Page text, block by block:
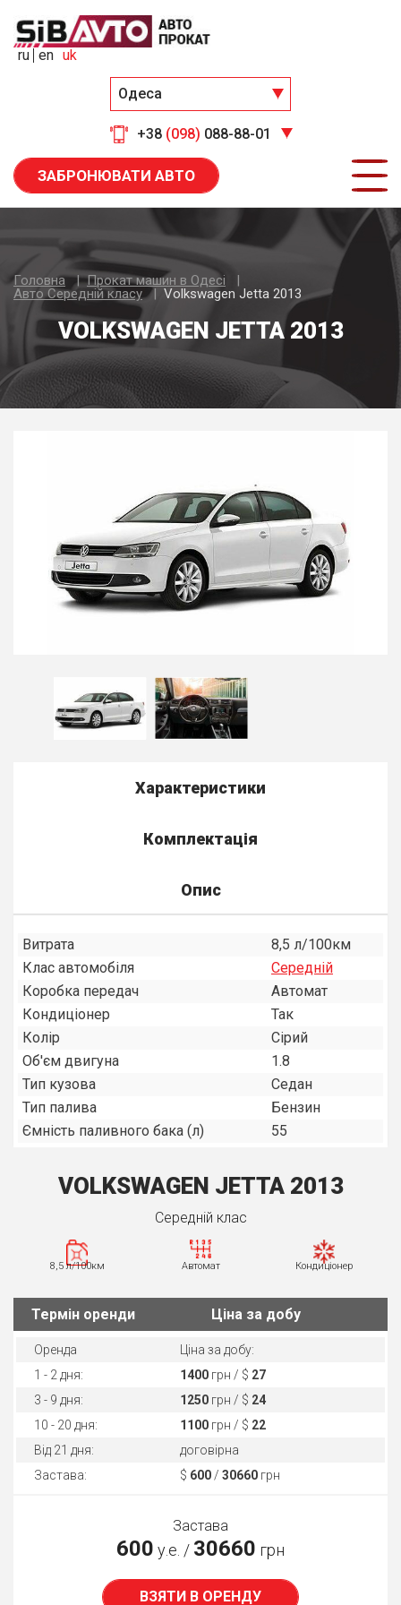
Одеса
+38 (098) 088-88-01
ru en uk
ЗАБРОНЮВАТИ АВТО
Головна
Прокат машин в Одесі
Авто Середнiй класу
Volkswagen Jetta 2013
VOLKSWAGEN JETTA 2013
Характеристики
Комплектація
Опис
Витрата
8,5 л/100км
Клас автомобіля
Середнiй
Коробка передач
Автомат
Кондиціонер
Так
Колір
Сірий
Об'єм двигуна
1.8
Тип кузова
Седан
Тип палива
Бензин
Ємність паливного бака (л)
55
VOLKSWAGEN JETTA 2013
Середнiй клас
8,5 л/100км Автомат Кондиціонер
Термін оренди Ціна за добу
Оренда
Ціна за добу:
1 - 2 дня:
1400 грн / $ 27
3 - 9 дня:
1250 грн / $ 24
10 - 20 дня:
1100 грн / $ 22
Від 21 дня:
договірна
Застава:
$ 600 / 30660 грн
Застава
600 у.е. / 30660 грн
ВЗЯТИ В ОРЕНДУ